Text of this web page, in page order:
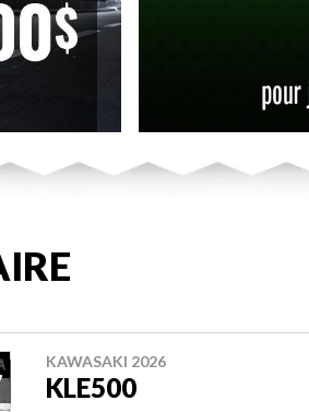
KAWASAKI 2026
KLE500